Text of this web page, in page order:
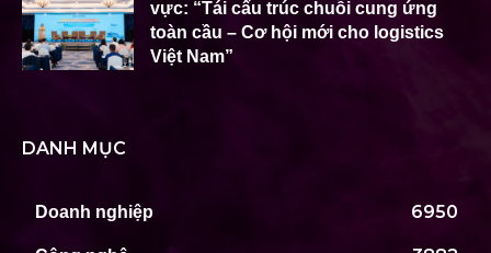
vực: “Tái cấu trúc chuỗi cung ứng
toàn cầu – Cơ hội mới cho logistics
Việt Nam”
DANH MỤC
Doanh nghiệp 6950